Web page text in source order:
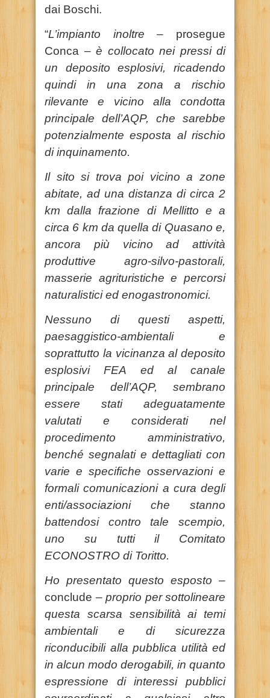
dai Boschi.
“L’impianto inoltre – prosegue
Conca –è collocato nei pressi di
un deposito esplosivi, ricadendo
quindi in una zona a rischio
rilevante e vicino alla condotta
principale dell’AQP, che sarebbe
potenzialmente esposta al rischio
di inquinamento.
Il sito si trova poi vicino a zone
abitate, ad una distanza di circa 2
km dalla frazione di Mellitto e a
circa 6 km da quella di Quasano e,
ancora più vicino ad attività
produttive agro-silvo-pastorali,
masserie agrituristiche e percorsi
naturalistici ed enogastronomici.
Nessuno di questi aspetti,
paesaggistico-ambientali e
soprattutto la vicinanza al deposito
esplosivi FEA ed al canale
principale dell’AQP, sembrano
essere stati adeguatamente
valutati e considerati nel
procedimento amministrativo,
benché segnalati e dettagliati con
varie e specifiche osservazioni e
formali comunicazioni a cura degli
enti/associazioni che stanno
battendosi contro tale scempio,
uno su tutti il Comitato
ECONOSTRO di Toritto.
Ho presentato questo esposto –
conclude – proprio per sottolineare
questa scarsa sensibilità ai temi
ambientali e di sicurezza
riconducibili alla pubblica utilità ed
in alcun modo derogabili, in quanto
espressione di interessi pubblici